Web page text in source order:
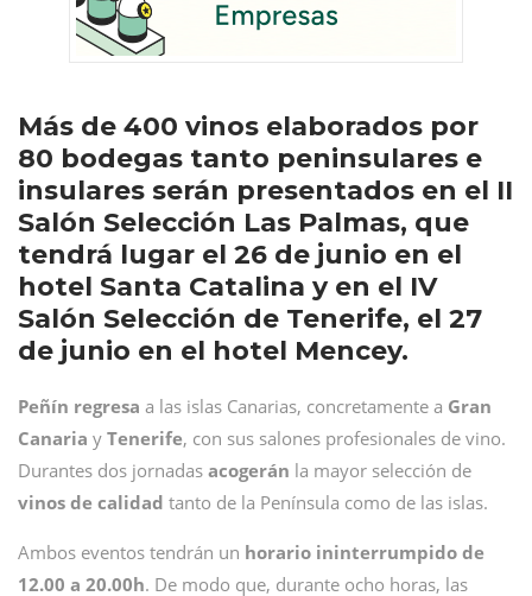
Más de 400 vinos elaborados por
80 bodegas tanto peninsulares e
insulares serán presentados en el II
Salón Selección Las Palmas, que
tendrá lugar el 26 de junio en el
hotel Santa Catalina y en el IV
Salón Selección de Tenerife, el 27
de junio en el hotel Mencey.
Peñín regresa a las islas Canarias, concretamente a Gran
Canaria y Tenerife, con sus salones profesionales de vino.
Durantes dos jornadas acogerán la mayor selección de
vinos de calidad tanto de la Península como de las islas.
Ambos eventos tendrán un horario ininterrumpido de
12.00 a 20.00h. De modo que, durante ocho horas, las